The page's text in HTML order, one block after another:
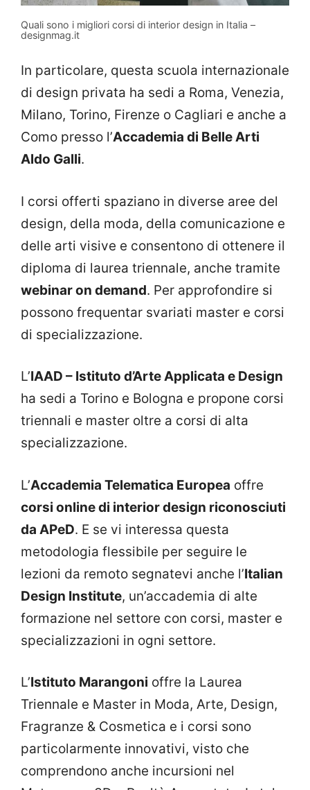
Quali sono i migliori corsi di interior design in Italia –
designmag.it
In particolare, questa scuola internazionale
di design privata ha sedi a Roma, Venezia,
Milano, Torino, Firenze o Cagliari e anche a
Como presso l’Accademia di Belle Arti
Aldo Galli.
I corsi offerti spaziano in diverse aree del
design, della moda, della comunicazione e
delle arti visive e consentono di ottenere il
diploma di laurea triennale, anche tramite
webinar on demand. Per approfondire si
possono frequentar svariati master e corsi
di specializzazione.
L’IAAD – Istituto d’Arte Applicata e Design
ha sedi a Torino e Bologna e propone corsi
triennali e master oltre a corsi di alta
specializzazione.
L’Accademia Telematica Europea offre
corsi online di interior design riconosciuti
da APeD. E se vi interessa questa
metodologia flessibile per seguire le
lezioni da remoto segnatevi anche l’Italian
Design Institute, un’accademia di alte
formazione nel settore con corsi, master e
specializzazioni in ogni settore.
L’Istituto Marangoni offre la Laurea
Triennale e Master in Moda, Arte, Design,
Fragranze & Cosmetica e i corsi sono
particolarmente innovativi, visto che
comprendono anche incursioni nel